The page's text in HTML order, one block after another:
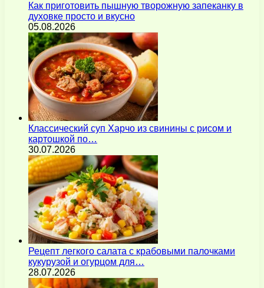
Как приготовить пышную творожную запеканку в
духовке просто и вкусно
05.08.2026
Классический суп Харчо из свинины с рисом и
картошкой по…
30.07.2026
Рецепт легкого салата с крабовыми палочками
кукурузой и огурцом для…
28.07.2026